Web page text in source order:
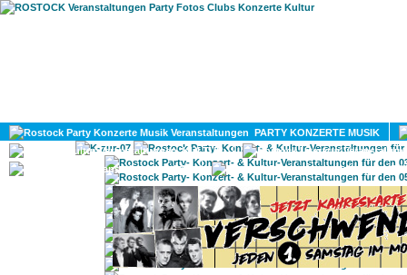
PARTY KONZERTE MUSIK
KULTUR
GAY